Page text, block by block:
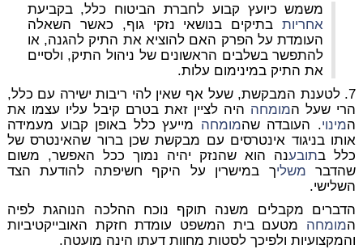
משמש כיועץ קבוע לחברת הביטוח כלל, בקביעת
אחריותבתיקים בנושאי נזקי גוף, כאשר השאלה
העומדת על הפרק האם להוציא את התיק להגנה, או
להתפשר בשלבים הראשונים של ניהול התיק, ולסיים
את התיק במינימום עלות.
7. לטענת המבקשת, שעל אף שאין להי ריבות ישירה עם כלל,
הרי שעל המומחה היה לציין זאת בטרם קיבל עליו עצמו את
המינוי. העובדה שהמומחה מייעץ כלל באופן קבוע מעמידה
אותו בניגוד אינטרסים עם מבקשת שכן ברור שהאינטרס של
כלל בתובענה הוא שהנזק יהיה נמוך ככל האפשר, משום
שהדבר משליך במישרין על היקף חשיפתה להודעת הצד
השלישי.
הדברים מקבלים משנה תוקף נוכח ההלכה הנוהגת לפיה
המומחה מטעם בית המשפט עומדת חזקת האובייקטיביות
והמקצועיות ולפיכך לסטות מחוות דעתו הינה מועטה.